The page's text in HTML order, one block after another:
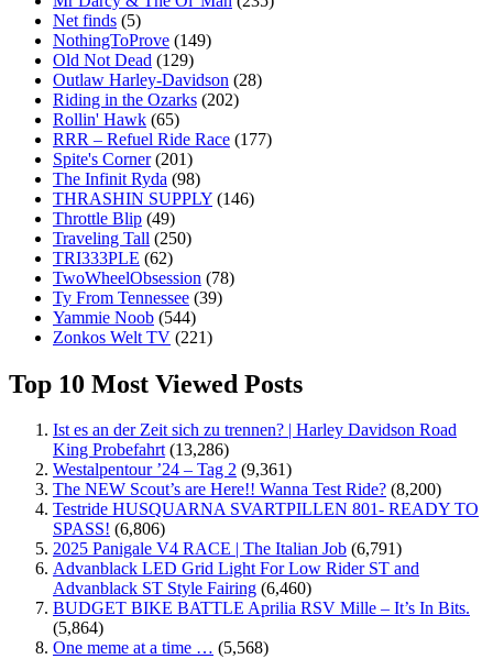
Net finds (5)
NothingToProve (149)
Old Not Dead (129)
Outlaw Harley-Davidson (28)
Riding in the Ozarks (202)
Rollin' Hawk (65)
RRR – Refuel Ride Race (177)
Spite's Corner (201)
The Infinit Ryda (98)
THRASHIN SUPPLY (146)
Throttle Blip (49)
Traveling Tall (250)
TRI333PLE (62)
TwoWheelObsession (78)
Ty From Tennessee (39)
Yammie Noob (544)
Zonkos Welt TV (221)
Top 10 Most Viewed Posts
Ist es an der Zeit sich zu trennen? | Harley Davidson Road
King Probefahrt (13,286)
Westalpentour ’24 – Tag 2 (9,361)
The NEW Scout’s are Here!! Wanna Test Ride? (8,200)
Testride HUSQUARNA SVARTPILLEN 801- READY TO
SPASS! (6,806)
2025 Panigale V4 RACE | The Italian Job (6,791)
Advanblack LED Grid Light For Low Rider ST and
Advanblack ST Style Fairing (6,460)
BUDGET BIKE BATTLE Aprilia RSV Mille – It’s In Bits.
(5,864)
One meme at a time … (5,568)